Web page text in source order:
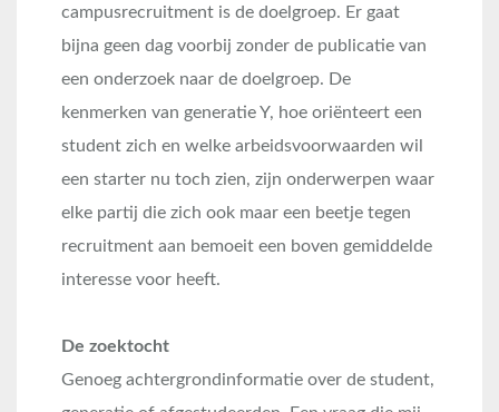
campusrecruitment is de doelgroep. Er gaat
bijna geen dag voorbij zonder de publicatie van
een onderzoek naar de doelgroep. De
kenmerken van generatie Y, hoe oriënteert een
student zich en welke arbeidsvoorwaarden wil
een starter nu toch zien, zijn onderwerpen waar
elke partij die zich ook maar een beetje tegen
recruitment aan bemoeit een boven gemiddelde
interesse voor heeft.
De zoektocht
Genoeg achtergrondinformatie over de student,